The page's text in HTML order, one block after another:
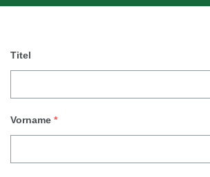
Titel
Vorname *